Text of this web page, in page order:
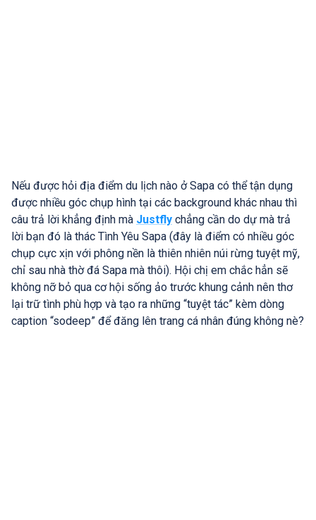
Nếu được hỏi địa điểm du lịch nào ở Sapa có thể tận dụng
được nhiều góc chụp hình tại các background khác nhau thì
câu trả lời khẳng định mà Justfly chẳng cần do dự mà trả
lời bạn đó là thác Tình Yêu Sapa (đây là điểm có nhiều góc
chụp cực xịn với phông nền là thiên nhiên núi rừng tuyệt mỹ,
chỉ sau nhà thờ đá Sapa mà thôi). Hội chị em chắc hẳn sẽ
không nỡ bỏ qua cơ hội sống ảo trước khung cảnh nên thơ
lại trữ tình phù hợp và tạo ra những “tuyệt tác” kèm dòng
caption “sodeep” để đăng lên trang cá nhân đúng không nè?